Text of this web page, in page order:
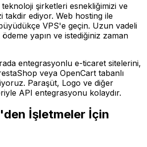
şirketleri esnekliğimizi ve
takdir ediyor. Web hosting ile
VPS'e geçin. Uzun vadeli
yapın ve istediğiniz zaman
entegrasyonlu e-ticaret sitelerini,
veya OpenCart tabanlı
Paraşüt, Logo ve diğer
API entegrasyonu kolaydır.
İşletmeler İçin